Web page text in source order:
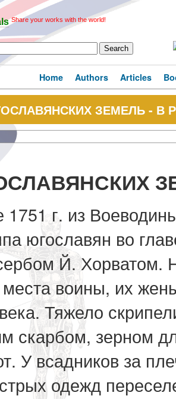
Share your works with the world!
Home Authors Articles
ЗЕМЕЛЬ - В
1751 г. из
югославян во
Й. Хорватом.
воины, их
Тяжело
скарбом, зерном
У всадников за
одежд